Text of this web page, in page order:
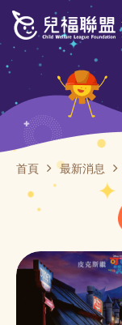
首頁 最新消息